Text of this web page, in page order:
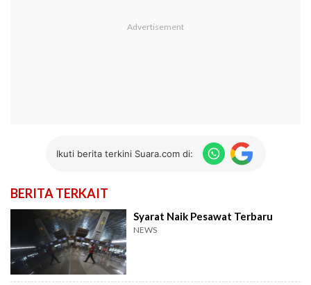
Ikuti berita terkini Suara.com di:
BERITA TERKAIT
Syarat Naik Pesawat Terbaru
NEWS